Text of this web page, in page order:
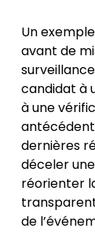
Un
avant de
candidat à
à une
dernières
déceler
réorienter
de